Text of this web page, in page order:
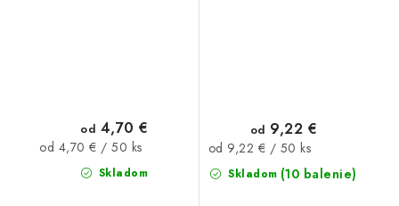
Skladom
od 4,70 €
Jednotková
od 4,70 € / 50 ks
Skladom (10 balenie)
od 9,22 €
Jednotková
cena:
od 9,22 € / 50 ks